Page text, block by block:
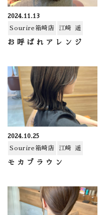
2024.11.13
Sourire箱崎店
江崎 遥
お呼ばれアレンジ
2024.10.25
Sourire箱崎店
江崎 遥
モカブラウン